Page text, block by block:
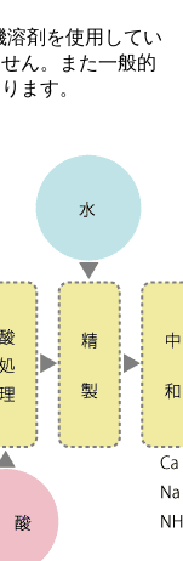
剤を使用してい
ん。また一般的
ます。